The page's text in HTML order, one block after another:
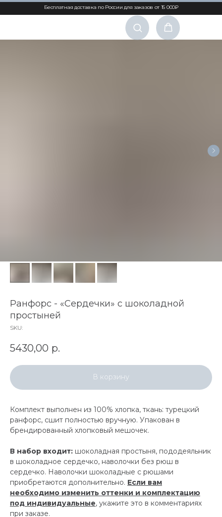
Бесплатная доставка по России для заказов от 15 000₽
Ранфорс - «Сердечки» с шоколадной
простыней
SKU:
5430,00 р.
В корзину
Комплект выполнен из 100% хлопка, ткань: турецкий
ранфорс, сшит полностью вручную. Упакован в
брендированный хлопковый мешочек.
В набор входит: шоколадная простыня, пододеяльник
в шоколадное сердечко, наволочки без рюш в
сердечко. Наволочки шоколадные с рюшами
приобретаются дополнительно. Если вам
необходимо изменить оттенки и комплектацию
под индивидуальные, укажите это в комментариях
при заказе.